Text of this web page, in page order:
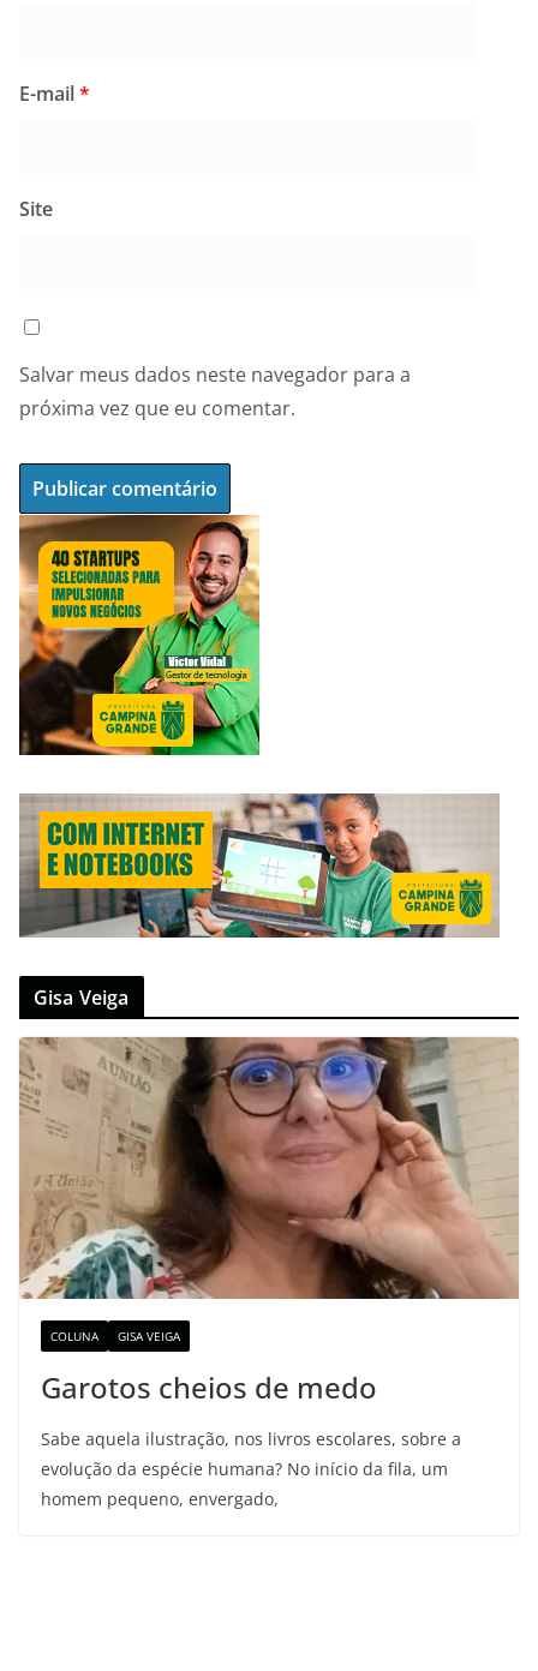
E-mail*
Site
Salvar meus dados neste navegador para a
próxima vez que eu comentar.
Gisa Veiga
COLUNA GISA VEIGA
Garotos cheios de medo
Sabe aquela ilustração, nos livros escolares, sobre a
evolução da espécie humana? No início da fila, um
homem pequeno, envergado,